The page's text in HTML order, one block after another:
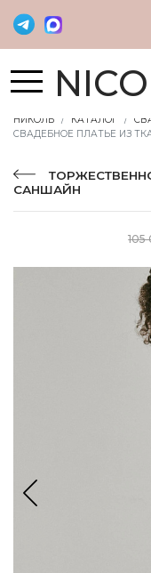
НИКОЛЬ КАТАЛОГ
СВАДЕБНОЕ ПЛАТЬЕ ИЗ
САНШАЙН
105